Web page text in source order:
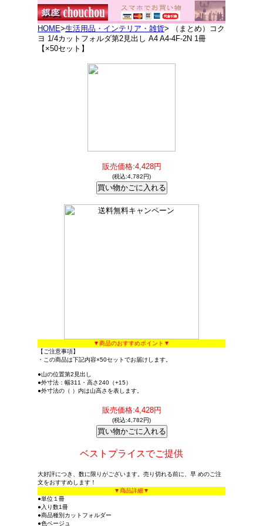
HOME>生活用品・インテリア・雑貨> （まとめ）コク
ヨ 1/4カットフォルダ第2見出し A4 A4-4F-2N 1冊
【×50セット】
販売価格:4,428円
(税込:4,782円)
▼商品のおすすめポイント▼
【ご注意事項】
・この商品は下記内容×50セットでお届けします。
●山の位置第2見出し
●外寸法：幅311・高さ240（+15）
●外寸法の（ ）内は山高さを表します。
販売価格:4,428円
(税込:4,782円)
ベストプライスでご提供
大好評につき、数に限りがございます。売り切れる前に、早 めのご注
文をおすすめします！
▼商品詳細▼
●単位１冊
●入り数1冊
●商品種別カットフォルダー
●色ベージュ